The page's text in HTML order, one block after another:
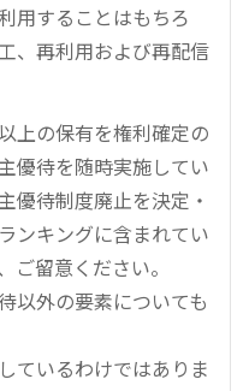
用することはもちろ
、再利用および再配信
上の保有を権利確定の
優待を随時実施してい
優待制度廃止を決定・
ンキングに含まれてい
ご留意ください。
以外の要素についても
ているわけではありま